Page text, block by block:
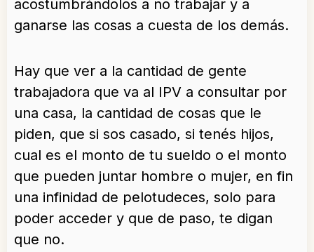
acostumbrándolos a no trabajar y a
ganarse las cosas a cuesta de los demás.
Hay que ver a la cantidad de gente
trabajadora que va al IPV a consultar por
una casa, la cantidad de cosas que le
piden, que si sos casado, si tenés hijos,
cual es el monto de tu sueldo o el monto
que pueden juntar hombre o mujer, en fin
una infinidad de pelotudeces, solo para
poder acceder y que de paso, te digan
que no.